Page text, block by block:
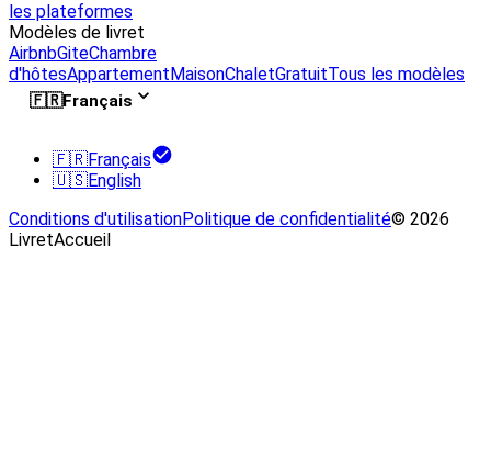
les plateformes
Modèles de livret
AirbnbGiteChambre
d'hôtesAppartementMaisonChaletGratuitTous les modèles
🇫🇷Français
🇫🇷Français
🇺🇸English
Conditions d'utilisationPolitique de confidentialité© 2026
LivretAccueil